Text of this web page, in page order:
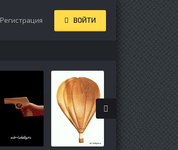
Регистрация ВОЙТИ